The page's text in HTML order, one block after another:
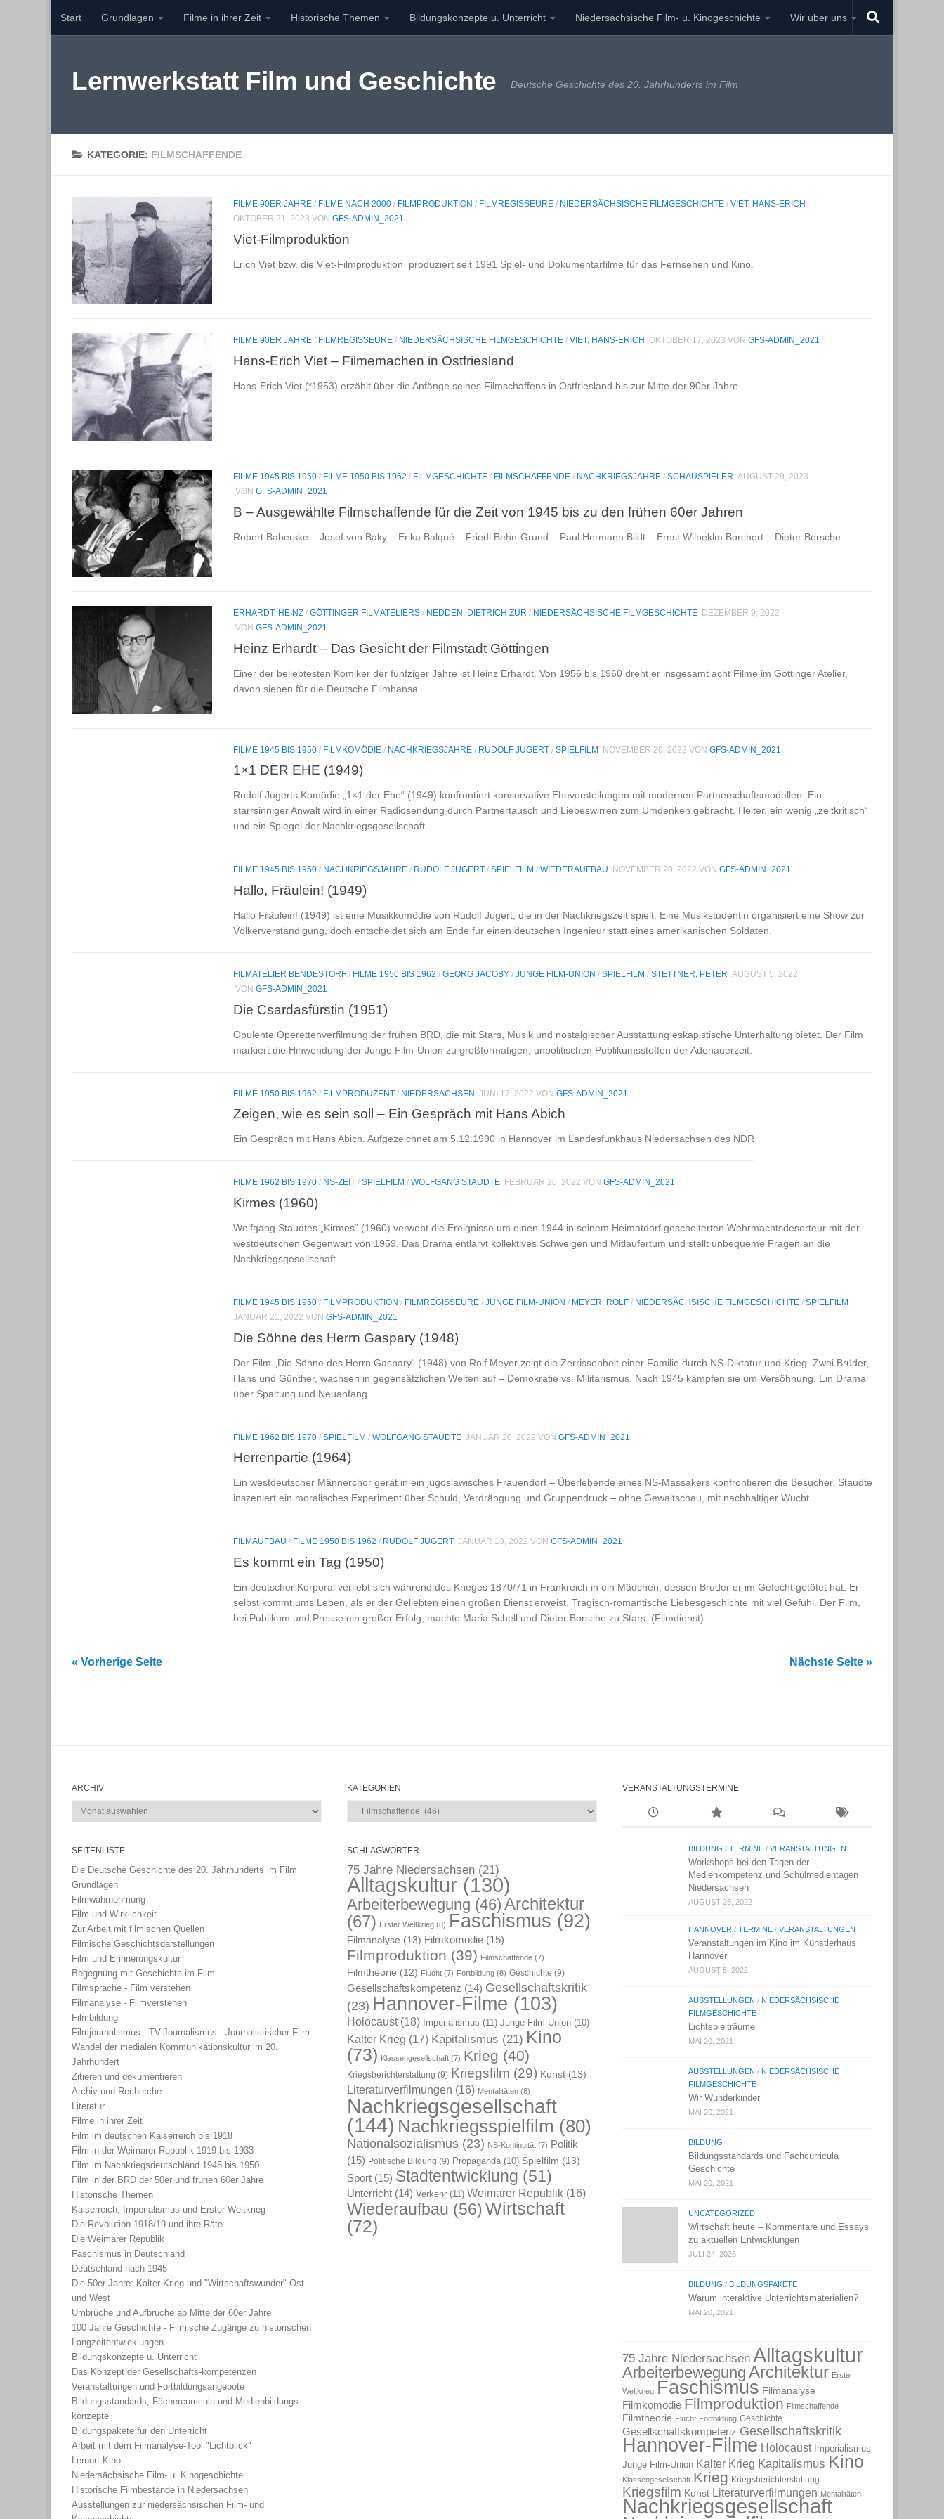
Zum Inhalt springen
Start Grundlagen Filme in ihrer Zeit Historische Themen Bildungskonzepte u. Unterricht Niedersächsische Film- u. Kinogeschichte Wir über uns
Lernwerkstatt Film und Geschichte Deutsche Geschichte des 20. Jahrhunderts im Film
KATEGORIE: FILMSCHAFFENDE
FILME 90ER JAHRE / FILME NACH 2000 / FILMPRODUKTION / FILMREGISSEURE / NIEDERSÄCHSISCHE FILMGESCHICHTE / VIET, HANS-ERICH
OKTOBER 21, 2023 VON GFS-ADMIN_2021
Viet-Filmproduktion
Erich Viet bzw. die Viet-Filmproduktion produziert seit 1991 Spiel- und Dokumentarfilme für das Fernsehen und Kino.
FILME 90ER JAHRE / FILMREGISSEURE / NIEDERSÄCHSISCHE FILMGESCHICHTE / VIET, HANS-ERICH OKTOBER 17, 2023 VON GFS-ADMIN_2021
Hans-Erich Viet – Filmemachen in Ostfriesland
Hans-Erich Viet (*1953) erzählt über die Anfänge seines Filmschaffens in Ostfriesland bis zur Mitte der 90er Jahre
FILME 1945 BIS 1950 / FILME 1950 BIS 1962 / FILMGESCHICHTE / FILMSCHAFFENDE / NACHKRIEGSJAHRE / SCHAUSPIELER AUGUST 29, 2023
VON GFS-ADMIN_2021
B – Ausgewählte Filmschaffende für die Zeit von 1945 bis zu den frühen 60er Jahren
Robert Baberske – Josef von Baky – Erika Balqué – Friedl Behn-Grund – Paul Hermann Bildt – Ernst Wilheklm Borchert – Dieter Borsche
ERHARDT, HEINZ / GÖTTINGER FILMATELIERS / NEDDEN, DIETRICH ZUR / NIEDERSÄCHSISCHE FILMGESCHICHTE DEZEMBER 9, 2022
VON GFS-ADMIN_2021
Heinz Erhardt – Das Gesicht der Filmstadt Göttingen
Einer der beliebtesten Komiker der fünfziger Jahre ist Heinz Erhardt. Von 1956 bis 1960 dreht er insgesamt acht Filme im Göttinger Atelier,
davon sieben für die Deutsche Filmhansa.
FILME 1945 BIS 1950 / FILMKOMÖDIE / NACHKRIEGSJAHRE / RUDOLF JUGERT / SPIELFILM NOVEMBER 20, 2022 VON GFS-ADMIN_2021
1×1 DER EHE (1949)
Rudolf Jugerts Komödie „1×1 der Ehe“ (1949) konfrontiert konservative Ehevorstellungen mit modernen Partnerschaftsmodellen. Ein
starrsinniger Anwalt wird in einer Radiosendung durch Partnertausch und Liebeswirren zum Umdenken gebracht. Heiter, ein wenig „zeitkritisch“
und ein Spiegel der Nachkriegsgesellschaft.
FILME 1945 BIS 1950 / NACHKRIEGSJAHRE / RUDOLF JUGERT / SPIELFILM / WIEDERAUFBAU NOVEMBER 20, 2022 VON GFS-ADMIN_2021
Hallo, Fräulein! (1949)
Hallo Fräulein! (1949) ist eine Musikkomödie von Rudolf Jugert, die in der Nachkriegszeit spielt. Eine Musikstudentin organisiert eine Show zur
Völkerverständigung, doch entscheidet sich am Ende für einen deutschen Ingenieur statt eines amerikanischen Soldaten.
FILMATELIER BENDESTORF / FILME 1950 BIS 1962 / GEORG JACOBY / JUNGE FILM-UNION / SPIELFILM / STETTNER, PETER AUGUST 5, 2022
VON GFS-ADMIN_2021
Die Csardasfürstin (1951)
Opulente Operettenverfilmung der frühen BRD, die mit Stars, Musik und nostalgischer Ausstattung eskapistische Unterhaltung bietet. Der Film
markiert die Hinwendung der Junge Film‑Union zu großformatigen, unpolitischen Publikumsstoffen der Adenauerzeit.
FILME 1950 BIS 1962 / FILMPRODUZENT / NIEDERSACHSEN JUNI 17, 2022 VON GFS-ADMIN_2021
Zeigen, wie es sein soll – Ein Gespräch mit Hans Abich
Ein Gespräch mit Hans Abich. Aufgezeichnet am 5.12.1990 in Hannover im Landesfunkhaus Niedersachsen des NDR
FILME 1962 BIS 1970 / NS-ZEIT / SPIELFILM / WOLFGANG STAUDTE FEBRUAR 20, 2022 VON GFS-ADMIN_2021
Kirmes (1960)
Wolfgang Staudtes „Kirmes“ (1960) verwebt die Ereignisse um einen 1944 in seinem Heimatdorf gescheiterten Wehrmachtsdeserteur mit der
westdeutschen Gegenwart von 1959. Das Drama entlarvt kollektives Schweigen und Mitläufertum und stellt unbequeme Fragen an die
Nachkriegsgesellschaft.
FILME 1945 BIS 1950 / FILMPRODUKTION / FILMREGISSEURE / JUNGE FILM-UNION / MEYER, ROLF / NIEDERSÄCHSISCHE FILMGESCHICHTE / SPIELFILM
JANUAR 21, 2022 VON GFS-ADMIN_2021
Die Söhne des Herrn Gaspary (1948)
Der Film „Die Söhne des Herrn Gaspary“ (1948) von Rolf Meyer zeigt die Zerrissenheit einer Familie durch NS-Diktatur und Krieg. Zwei Brüder,
Hans und Günther, wachsen in gegensätzlichen Welten auf – Demokratie vs. Militarismus. Nach 1945 kämpfen sie um Versöhnung. Ein Drama
über Spaltung und Neuanfang.
FILME 1962 BIS 1970 / SPIELFILM / WOLFGANG STAUDTE JANUAR 20, 2022 VON GFS-ADMIN_2021
Herrenpartie (1964)
Ein westdeutscher Männerchor gerät in ein jugoslawisches Frauendorf – Überlebende eines NS-Massakers konfrontieren die Besucher. Staudte
inszeniert ein moralisches Experiment über Schuld, Verdrängung und Gruppendruck – ohne Gewaltschau, mit nachhaltiger Wucht.
FILMAUFBAU / FILME 1950 BIS 1962 / RUDOLF JUGERT JANUAR 13, 2022 VON GFS-ADMIN_2021
Es kommt ein Tag (1950)
Ein deutscher Korporal verliebt sich während des Krieges 1870/71 in Frankreich in ein Mädchen, dessen Bruder er im Gefecht getötet hat. Er
selbst kommt ums Leben, als er der Geliebten einen großen Dienst erweist. Tragisch-romantische Liebesgeschichte mit viel Gefühl. Der Film,
bei Publikum und Presse ein großer Erfolg, machte Maria Schell und Dieter Borsche zu Stars. (Filmdienst)
« Vorherige Seite Nächste Seite »
ARCHIV
Archiv
SEITENLISTE
Die Deutsche Geschichte des 20. Jahrhunderts im Film
Grundlagen
Filmwahrnehmung
Film und Wirklichkeit
Zur Arbeit mit filmischen Quellen
Filmische Geschichtsdarstellungen
Film und Erinnerungskultur
Begegnung mit Geschichte im Film
Filmsprache - Film verstehen
Filmanalyse - Filmverstehen
Filmbildung
Filmjournalismus - TV-Journalismus - Journalistischer Film
Wandel der medialen Kommunikationskultur im 20.
Jahrhundert
Zitieren und dokumentieren
Archiv und Recherche
Literatur
Filme in ihrer Zeit
Film im deutschen Kaiserreich bis 1918
Film in der Weimarer Republik 1919 bis 1933
Film im Nachkriegsdeutschland 1945 bis 1950
Film in der BRD der 50er und frühen 60er Jahre
Historische Themen
Kaiserreich, Imperialismus und Erster Weltkrieg
Die Revolution 1918/19 und ihre Räte
Die Weimarer Republik
Faschismus in Deutschland
Deutschland nach 1945
Die 50er Jahre: Kalter Krieg und "Wirtschaftswunder" Ost
und West
Umbrüche und Aufbrüche ab Mitte der 60er Jahre
100 Jahre Geschichte - Filmische Zugänge zu historischen
Langzeitentwicklungen
Bildungskonzepte u. Unterricht
Das Konzept der Gesellschafts-kompetenzen
Veranstaltungen und Fortbildungsangebote
Bildungsstandards, Fächercurricula und Medienbildungs-
konzepte
Bildungspakete für den Unterricht
Arbeit mit dem Filmanalyse-Tool "Lichtblick"
Lernort Kino
Niedersächsische Film- u. Kinogeschichte
Historische Filmbestände in Niedersachsen
Ausstellungen zur niedersächsischen Film- und
KATEGORIEN
Kategorien
SCHLAGWÖRTER
75 Jahre Niedersachsen (21)
Alltagskultur (130)
Arbeiterbewegung (46) Architektur
(67) Erster Weltkrieg (8) Faschismus (92)
Filmanalyse (13) Filmkomödie (15)
Filmproduktion (39) Filmschaffende (7)
Filmtheorie (12) Flucht (7) Fortbildung (8) Geschichte (9)
Gesellschaftskompetenz (14) Gesellschaftskritik
(23) Hannover-Filme (103)
Holocaust(18) Imperialismus (11) Junge Film-Union (10)
Kalter Krieg (17) Kapitalismus (21) Kino
(73) Klassengesellschaft (7) Krieg (40)
Kriegsberichterstattung (9) Kriegsfilm (29) Kunst (13)
Literaturverfilmungen (16) Mentalitäten (8)
Nachkriegsgesellschaft
(144) Nachkriegsspielfilm (80)
Nationalsozialismus (23) NS-Kontinuität (7) Politik
(15) Politische Bildung (9) Propaganda (10) Spielfilm (13)
Sport (15) Stadtentwicklung (51)
Unterricht (14) Verkehr (11) Weimarer Republik (16)
Wiederaufbau (56)Wirtschaft
(72)
VERANSTALTUNGSTERMINE
BILDUNG /TERMINE /VERANSTALTUNGEN
Workshops bei den Tagen der
Medienkompetenz und Schulmedientagen
Niedersachsen
AUGUST 25, 2022
HANNOVER /TERMINE /VERANSTALTUNGEN
Veranstaltungen im Kino im Künstlerhaus
Hannover
AUGUST 5, 2022
AUSSTELLUNGEN / NIEDERSÄCHSISCHE
FILMGESCHICHTE
Lichtspielträume
MAI 20, 2021
AUSSTELLUNGEN / NIEDERSÄCHSISCHE
FILMGESCHICHTE
Wir Wunderkinder
MAI 20, 2021
BILDUNG
Bildungsstandards und Fachcurricula
Geschichte
MAI 20, 2021
UNCATEGORIZED
Wirtschaft heute – Kommentare und Essays
zu aktuellen Entwicklungen
JULI 24, 2026
BILDUNG / BILDUNGSPAKETE
Warum interaktive Unterrichtsmaterialien?
MAI 20, 2021
75 Jahre Niedersachsen Alltagskultur
Arbeiterbewegung Architektur Erster
Weltkrieg Faschismus Filmanalyse
Filmkomödie Filmproduktion Filmschaffende
Filmtheorie Flucht Fortbildung Geschichte
Gesellschaftskompetenz Gesellschaftskritik
Hannover-Filme Holocaust Imperialismus
Junge Film-Union Kalter Krieg Kapitalismus Kino
Klassengesellschaft Krieg Kriegsberichterstattung
Kriegsfilm Kunst Literaturverfilmungen Mentalitäten
Nachkriegsgesellschaft